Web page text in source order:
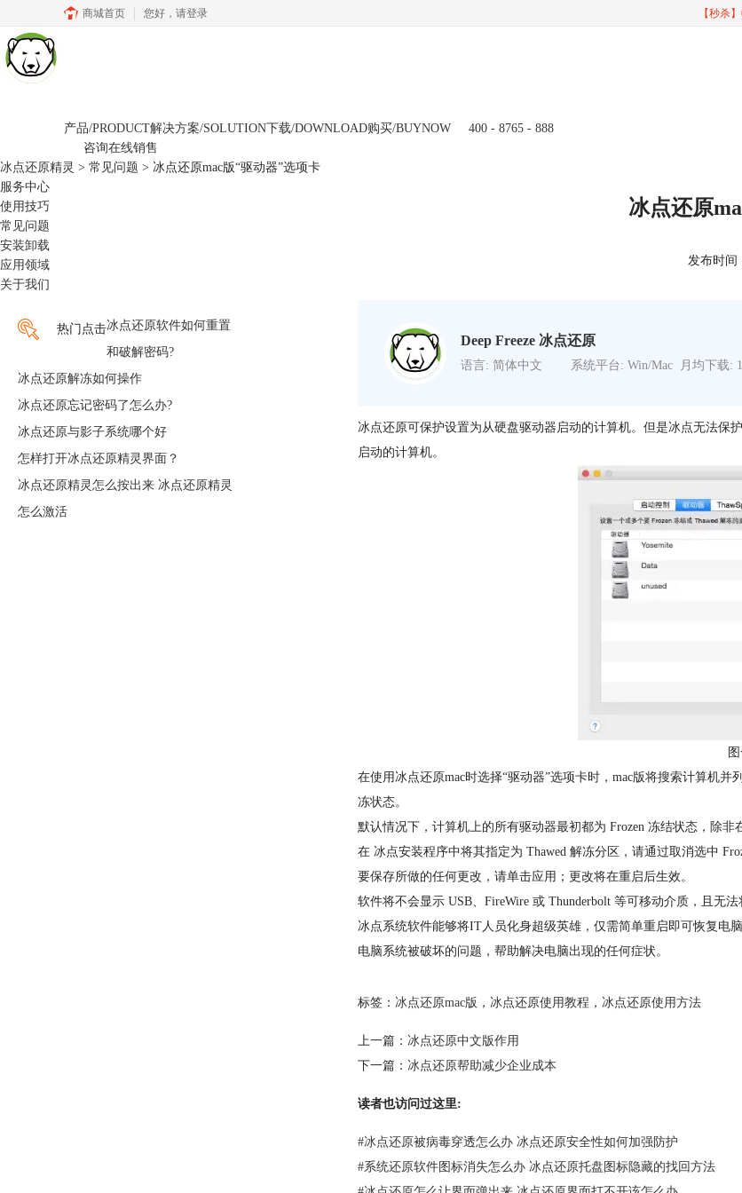
商城首页 您好， 请登录 【秒杀
产品/PRODUCT解决方案/SOLUTION下载/DOWNLOAD购买/BUYNOW
400 - 8765 - 888
咨询在线销售
冰点还原精灵 > 常见问题 > 冰点还原mac版“驱动器”选项卡
服务中心
使用技巧
常见问题
安装卸载
应用领域
关于我们
热门点击冰点还原软件如何重置
和破解密码?
冰点还原解冻如何操作
冰点还原忘记密码了怎么办?
冰点还原与影子系统哪个好
怎样打开冰点还原精灵界面？
冰点还原精灵怎么按出来 冰点还原精灵
怎么激活
冰点还原
发布时间
Deep Freeze 冰点还原
语言: 简体中文 系统平台: Win/Mac 月均下载:
冰点还原可保护设置为从硬盘驱动器启动的计算机。但是冰点无法保
启动的计算机。
在使用冰点还原mac时选择“驱动器”选项卡时，mac版将搜索计算机
冻状态。
默认情况下，计算机上的所有驱动器最初都为 Frozen 冻结状态，除非
在 冰点安装程序中将其指定为 Thawed 解冻分区，请通过取消选中
要保存所做的任何更改，请单击应用；更改将在重启后生效。
软件将不会显示 USB、FireWire 或 Thunderbolt 等可移动介质，且无
冰点系统软件能够将IT人员化身超级英雄，仅需简单重启即可恢复电
电脑系统被破坏的问题，帮助解决电脑出现的任何症状。
标签：冰点还原mac版 ，冰点还原使用教程 ，冰点还原使用方法
上一篇：冰点还原中文版作用
下一篇：冰点还原帮助减少企业成本
读者也访问过这里:
#冰点还原被病毒穿透怎么办 冰点还原安全性如何加强防护
#系统还原软件图标消失怎么办 冰点还原托盘图标隐藏的找回方法